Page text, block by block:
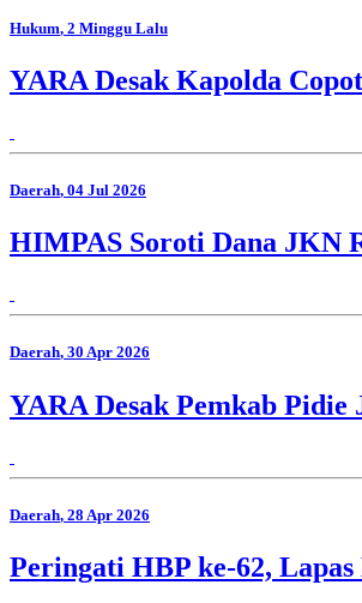
Hukum, 2 Minggu Lalu
YARA Desak Kapolda
Daerah, 04 Jul 2026
HIMPAS Soroti Dana JKN
Daerah, 30 Apr 2026
YARA Desak Pemkab
Daerah, 28 Apr 2026
Peringati HBP ke-62,